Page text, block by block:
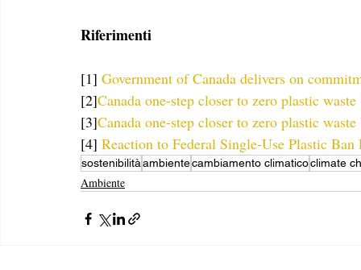
Riferimenti
[1] Government of Canada delivers on
[2]Canada one-step closer to zero plastic
[3]Canada one-step closer to zero plastic
[4] Reaction to Federal Single-Use Plastic Ban
sostenibilitàambientecambiamento climaticoclimate
Ambiente